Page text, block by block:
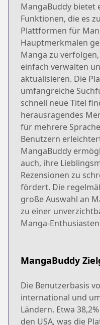
MangaBuddy bietet
Funktionen, die es
Plattformen für
Hauptmerkmalen
Manga zu
einfach verwalten
aktualisieren. Die
umfangreiche
schnell neue Titel
herausragendes
für mehrere
Benutzern
MangaBuddy
auch, ihre
Rezensionen zu
fördert. Die
große Auswahl an
zu einer
Manga-
MangaBuddy
Die Benutzerbasis
international und
Ländern. Etwa
den USA, was die